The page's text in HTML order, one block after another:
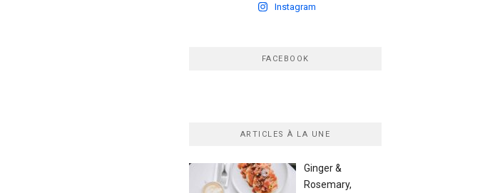
Instagram
FACEBOOK
ARTICLES À LA UNE
Ginger &
Rosemary,